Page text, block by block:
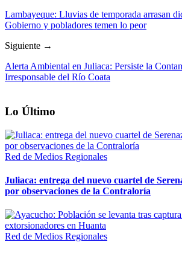
Lambayeque: Lluvias de temporada arrasan
Gobierno y pobladores temen lo peor
Siguiente →
Alerta Ambiental en Juliaca: Persiste la
Irresponsable del Río Coata
Lo Último
Red de Medios Regionales
Juliaca: entrega del nuevo cuartel de
por observaciones de la Contraloría
Red de Medios Regionales